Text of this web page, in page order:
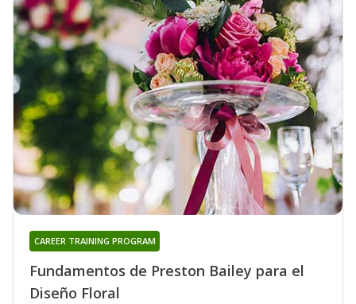
Fundamentos de Preston Bailey para el
Diseño Floral
CAREER TRAINING PROGRAM